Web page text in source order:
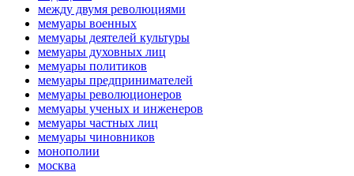
между двумя революциями
мемуары военных
мемуары деятелей культуры
мемуары духовных лиц
мемуары политиков
мемуары предпринимателей
мемуары революционеров
мемуары ученых и инженеров
мемуары частных лиц
мемуары чиновников
монополии
москва